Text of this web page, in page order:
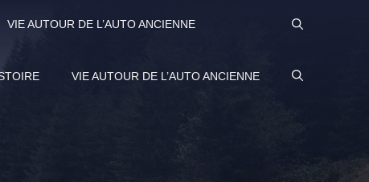
VIE AUTOUR DE L’AUTO ANCIENNE
VIE AUTOUR DE L’AUTO ANCIENNE